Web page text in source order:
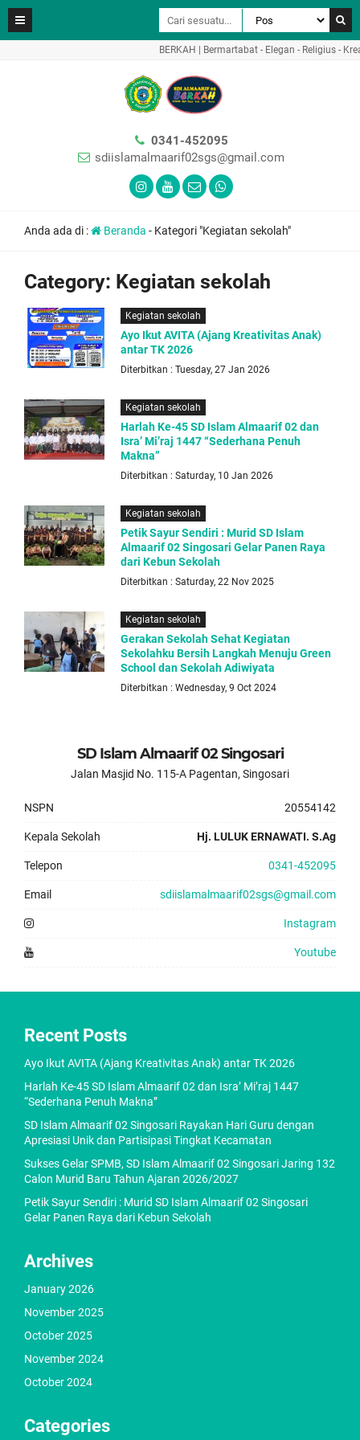
BERKAH | Bermartabat - Elegan - Religius -
0341-452095
sdiislamalmaarif02sgs@gmail.com
Anda ada di : Beranda - Kategori "Kegiatan sekolah"
Category: Kegiatan sekolah
Kegiatan sekolah
Ayo Ikut AVITA (Ajang Kreativitas Anak)
antar TK 2026
Diterbitkan : Tuesday, 27 Jan 2026
Kegiatan sekolah
Harlah Ke-45 SD Islam Almaarif 02 dan
Isra’ Mi’raj 1447 “Sederhana Penuh
Makna”
Diterbitkan : Saturday, 10 Jan 2026
Kegiatan sekolah
Petik Sayur Sendiri : Murid SD Islam
Almaarif 02 Singosari Gelar Panen Raya
dari Kebun Sekolah
Diterbitkan : Saturday, 22 Nov 2025
Kegiatan sekolah
Gerakan Sekolah Sehat Kegiatan
Sekolahku Bersih Langkah Menuju Green
School dan Sekolah Adiwiyata
Diterbitkan : Wednesday, 9 Oct 2024
SD Islam Almaarif 02 Singosari
Jalan Masjid No. 115-A Pagentan, Singosari
NSPN 20554142
Kepala Sekolah Hj. LULUK ERNAWATI. S.Ag
Telepon 0341-452095
Email sdiislamalmaarif02sgs@gmail.com
Instagram
Youtube
Recent Posts
Ayo Ikut AVITA (Ajang Kreativitas Anak) antar TK 2026
Harlah Ke-45 SD Islam Almaarif 02 dan Isra’ Mi’raj 1447
“Sederhana Penuh Makna”
SD Islam Almaarif 02 Singosari Rayakan Hari Guru dengan
Apresiasi Unik dan Partisipasi Tingkat Kecamatan
Sukses Gelar SPMB, SD Islam Almaarif 02 Singosari Jaring 132
Calon Murid Baru Tahun Ajaran 2026/2027
Petik Sayur Sendiri : Murid SD Islam Almaarif 02 Singosari
Gelar Panen Raya dari Kebun Sekolah
Archives
January 2026
November 2025
October 2025
November 2024
October 2024
Categories